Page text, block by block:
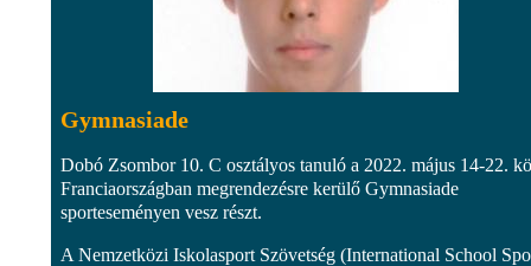
Gymnasiade
Dobó Zsombor 10. C osztályos tanuló a 2022. május 14-22.
Franciaországban megrendezésre kerülő Gymnasiade
sporteseményen vesz részt.
A Nemzetközi Iskolasport Szövetség (International School